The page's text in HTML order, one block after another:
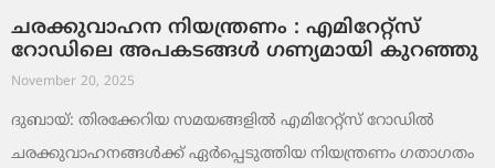
ചരക്കുവാഹന നിയന്ത്രണം : എമിറേറ്റ്സ്
റോഡിലെ അപകടങ്ങൾ ഗണ്യമായി കുറഞ്ഞു
November 20, 2025
ദുബായ്: തിരക്കേറിയ സമയങ്ങളിൽ എമിറേറ്റ്സ് റോഡിൽ
ചരക്കുവാഹനങ്ങൾക്ക് ഏർപ്പെടുത്തിയ നിയന്ത്രണം ഗതാഗതം